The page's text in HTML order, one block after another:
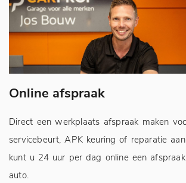
Online afspraak
Direct een werkplaats afspraak maken
servicebeurt, APK keuring of reparatie
kunt u 24 uur per dag online een
auto.